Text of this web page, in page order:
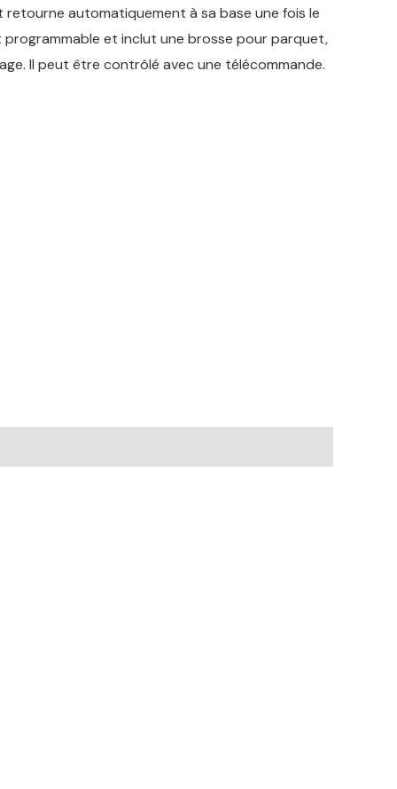
automatiquement à sa base une fois le
et inclut une brosse pour parquet,
Il peut être contrôlé avec une télécommande.